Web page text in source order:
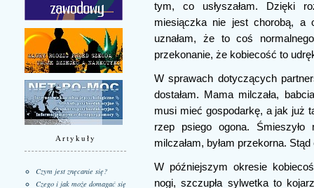
Artykuły
Czym jest znęcanie się?
Czego i jak może domagać się
tym, co usłyszałam. Dzięki
miesiączka nie jest chorobą, a
uznałam, że to coś
przekonanie, że kobiecość to
W sprawach dotyczących
dostałam. Mama milczała,
musi mieć gospodarkę, a jak już
rzep psiego ogona.
milczałam, byłam przekorna.
W późniejszym okresie
nogi, szczupła sylwetka to